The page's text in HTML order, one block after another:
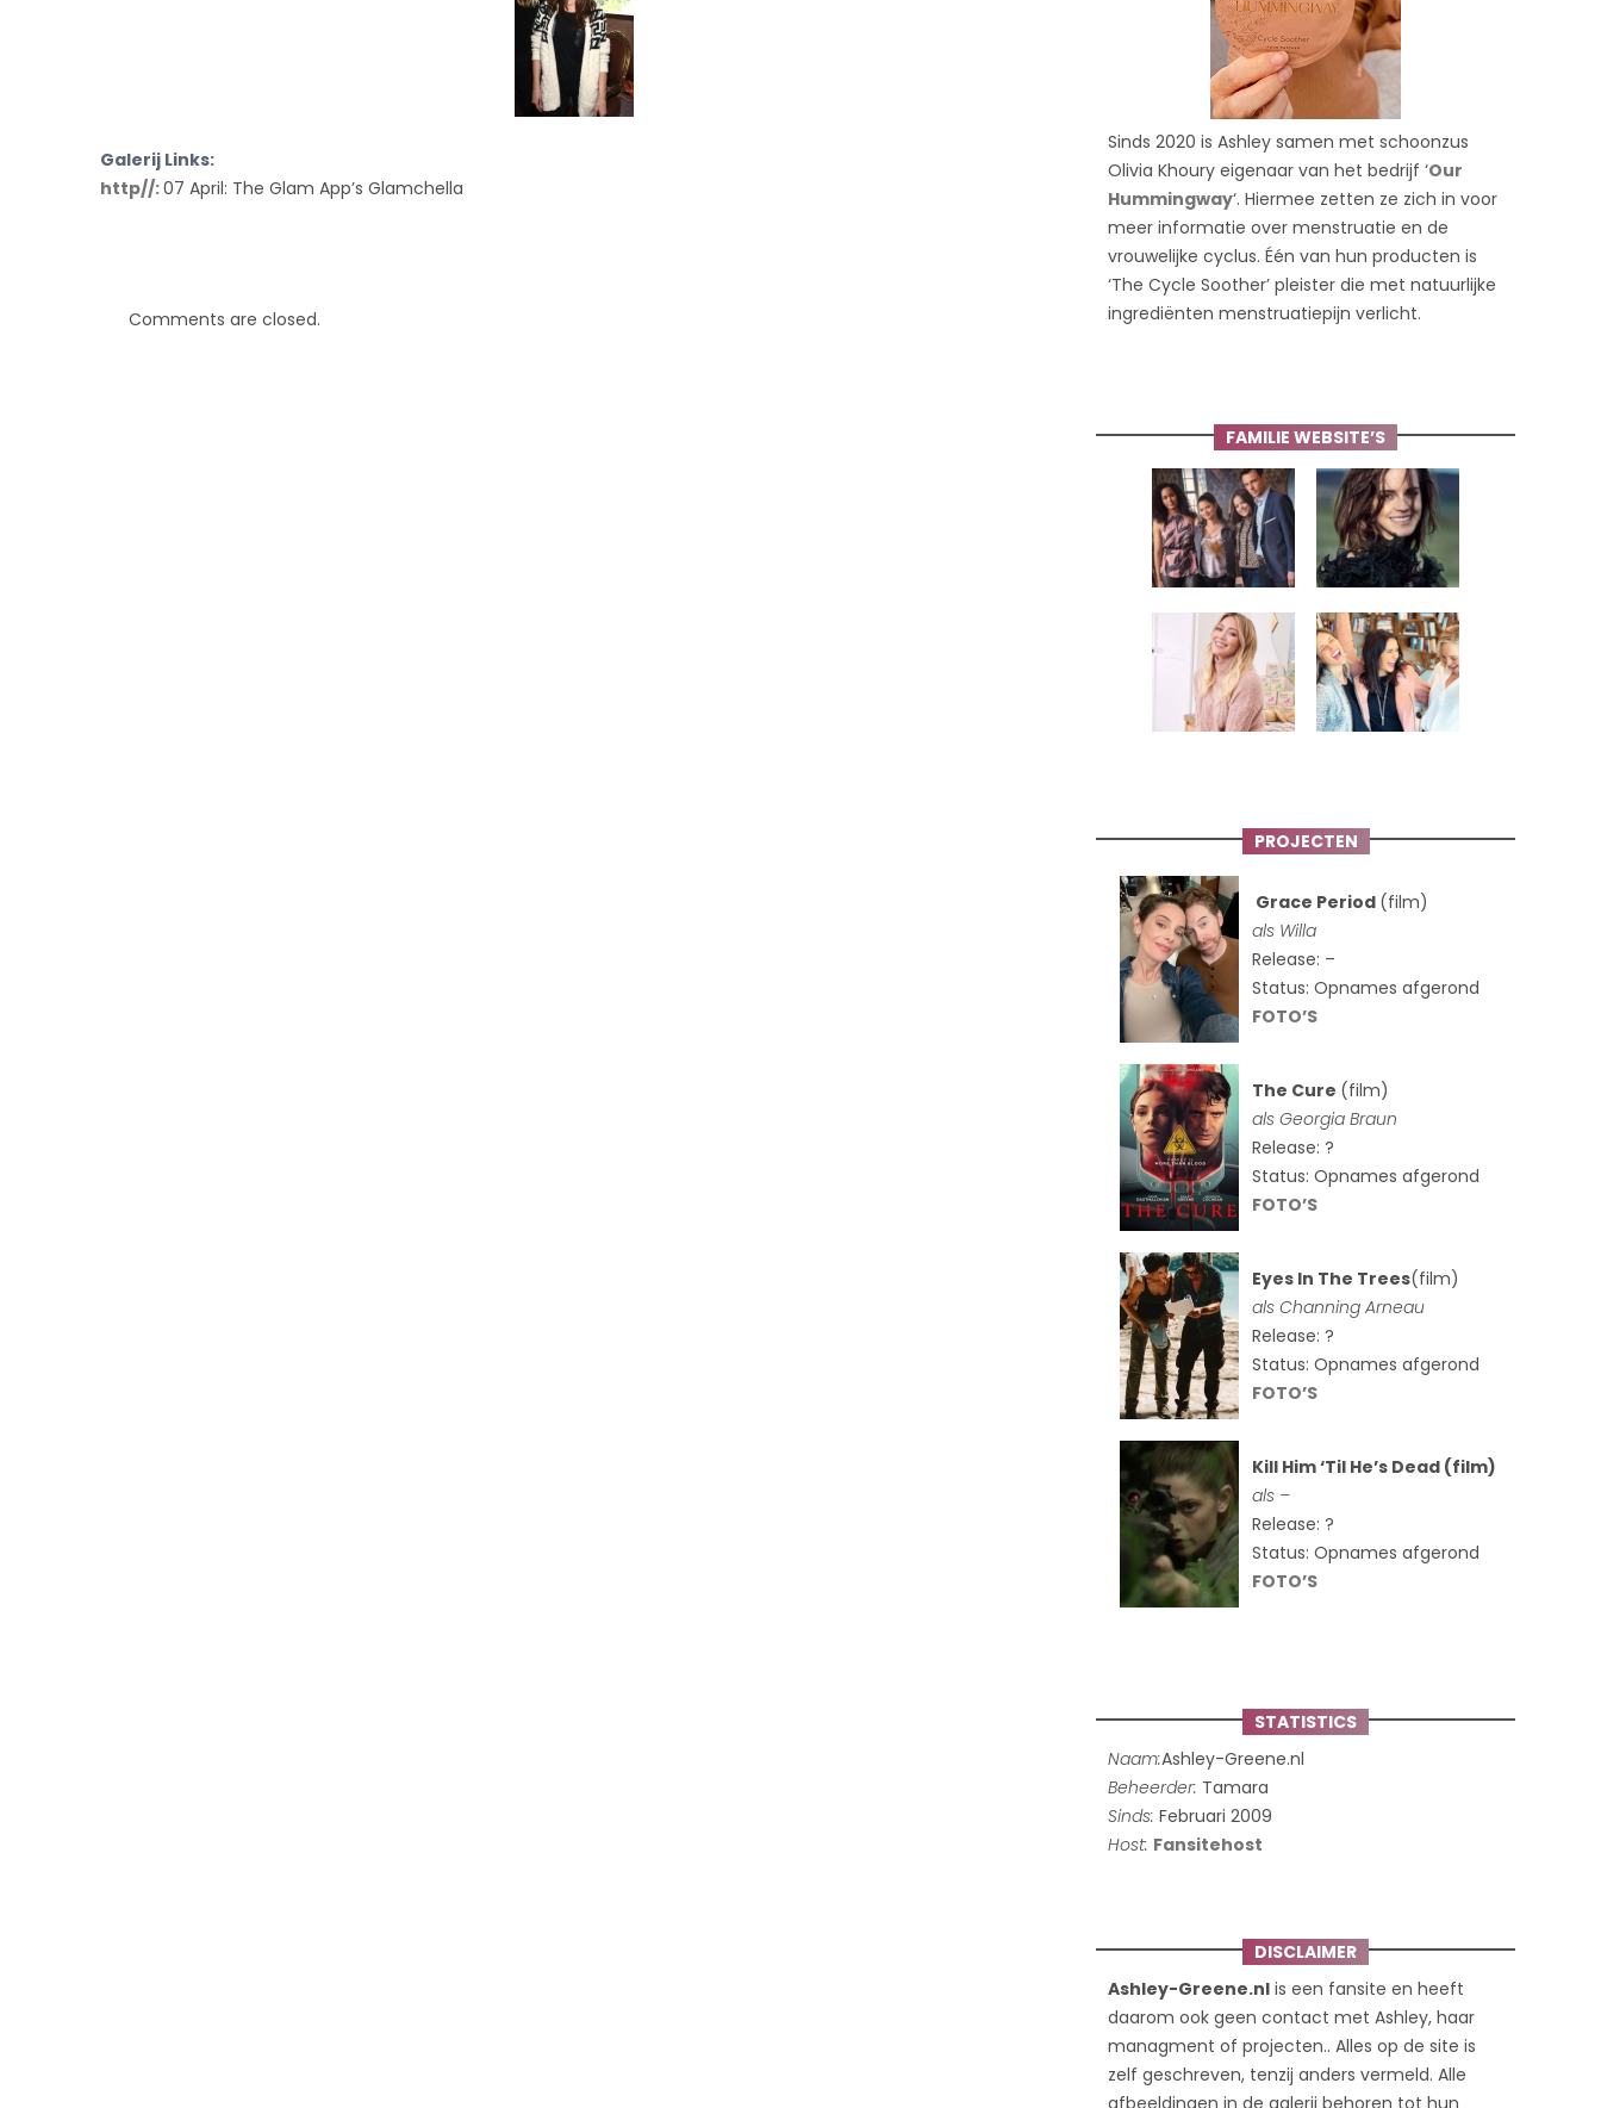
Sinds 2020 is Ashley samen met schoonzus
Olivia Khoury eigenaar van het bedrijf ‘Our
Hummingway‘. Hiermee zetten ze zich in voor
meer informatie over menstruatie en de
vrouwelijke cyclus. Één van hun producten is
‘The Cycle Soother’ pleister die met natuurlijke
ingrediënten menstruatiepijn verlicht.
FAMILIE WEBSITE’S
PROJECTEN
Grace Period (film)
als Willa
Release: –
Status: Opnames afgerond
FOTO’S
The Cure (film)
alsGeorgia Braun
Release: ?
Status: Opnames afgerond
FOTO’S
Eyes In The Trees(film)
als Channing Arneau
Release: ?
Status: Opnames afgerond
FOTO’S
Kill Him ‘Til He’s Dead (film)
als –
Release: ?
Status: Opnames afgerond
FOTO’S
STATISTICS
Naam:Ashley-Greene.nl
Beheerder: Tamara
Sinds: Februari 2009
Host: Fansitehost
DISCLAIMER
Ashley-Greene.nl is een fansite en heeft
daarom ook geen contact met Ashley, haar
managment of projecten.. Alles op de site is
zelf geschreven, tenzij anders vermeld. Alle
afbeeldingen in de galerij behoren tot hun
Galerij Links:
http//:07 April: The Glam App’s Glamchella
Comments are closed.